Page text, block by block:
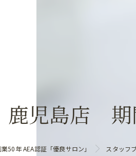
女性専用フィ
鹿児島店
50年 AEA認証「優良サロン」 スタッフ